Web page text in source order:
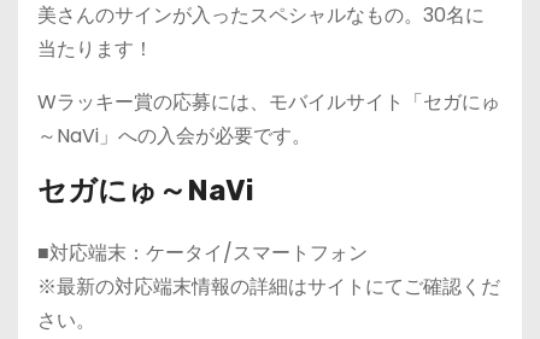
美さんのサインが入ったスペシャルなもの。30名に
当たります！
Wラッキー賞の応募には、モバイルサイト「セガにゅ
～NaVi」への入会が必要です。
セガにゅ～NaVi
■対応端末：ケータイ/スマートフォン
※最新の対応端末情報の詳細はサイトにてご確認くだ
さい。